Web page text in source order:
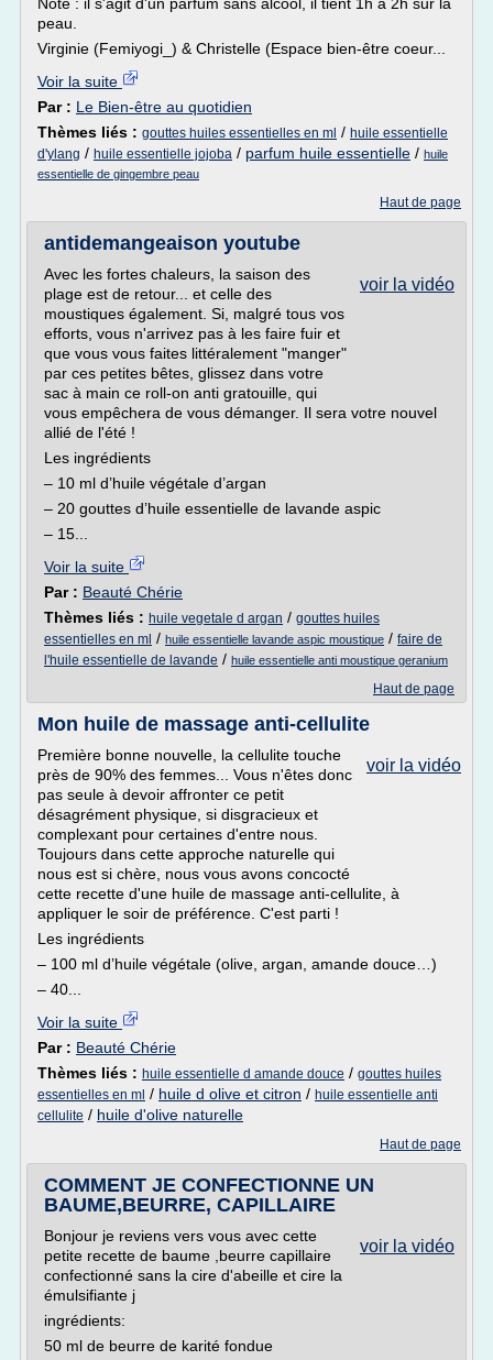
peau.
Virginie (Femiyogi_) & Christelle (Espace bien-être coeur...
Voir la suite
Par : Le Bien-être au quotidien
Thèmes liés : gouttes huiles essentielles en ml / huile essentielle
d'ylang / huile essentielle jojoba / parfum huile essentielle / huile
essentielle de gingembre peau
Haut de page
antidemangeaison youtube
voir la vidéo
Avec les fortes chaleurs, la saison des
plage est de retour... et celle des
moustiques également. Si, malgré tous vos
efforts, vous n'arrivez pas à les faire fuir et
que vous vous faites littéralement "manger"
par ces petites bêtes, glissez dans votre
sac à main ce roll-on anti gratouille, qui
vous empêchera de vous démanger. Il sera votre nouvel
allié de l'été !
Les ingrédients
– 10 ml d’huile végétale d’argan
– 20 gouttes d’huile essentielle de lavande aspic
– 15...
Voir la suite
Par : Beauté Chérie
Thèmes liés : huile vegetale d argan / gouttes huiles
essentielles en ml / huile essentielle lavande aspic moustique / faire de
l'huile essentielle de lavande / huile essentielle anti moustique geranium
Haut de page
Mon huile de massage anti-cellulite
voir la vidéo
Première bonne nouvelle, la cellulite touche
près de 90% des femmes... Vous n'êtes donc
pas seule à devoir affronter ce petit
désagrément physique, si disgracieux et
complexant pour certaines d'entre nous.
Toujours dans cette approche naturelle qui
nous est si chère, nous vous avons concocté
cette recette d'une huile de massage anti-cellulite, à
appliquer le soir de préférence. C'est parti !
Les ingrédients
– 100 ml d’huile végétale (olive, argan, amande douce…)
– 40...
Voir la suite
Par : Beauté Chérie
Thèmes liés : huile essentielle d amande douce / gouttes huiles
essentielles en ml / huile d olive et citron / huile essentielle anti
cellulite / huile d'olive naturelle
Haut de page
COMMENT JE CONFECTIONNE UN
BAUME,BEURRE, CAPILLAIRE
voir la vidéo
Bonjour je reviens vers vous avec cette
petite recette de baume ,beurre capillaire
confectionné sans la cire d'abeille et cire la
émulsifiante j
ingrédients:
50 ml de beurre de karité fondue